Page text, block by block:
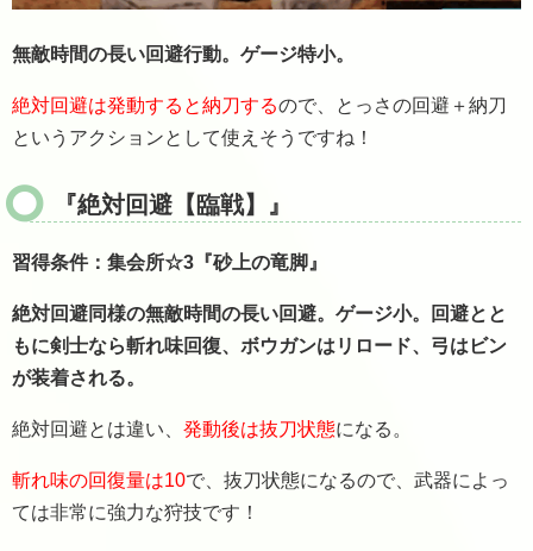
無敵時間の長い回避行動。ゲージ特小。
絶対回避は発動すると納刀するので、とっさの回避＋納刀
というアクションとして使えそうですね！
『絶対回避【臨戦】』
習得条件：集会所☆3『砂上の竜脚』
絶対回避同様の無敵時間の長い回避。ゲージ小。回避とと
もに剣士なら斬れ味回復、ボウガンはリロード、弓はビン
が装着される。
絶対回避とは違い、 発動後は抜刀状態になる。
斬れ味の回復量は10で、抜刀状態になるので、武器によっ
ては非常に強力な狩技です！